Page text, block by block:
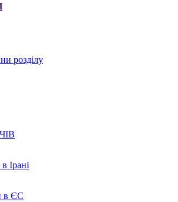
розділу
Ірані
в ЄС